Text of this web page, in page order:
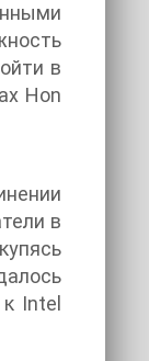
в
Hon
в
Intel